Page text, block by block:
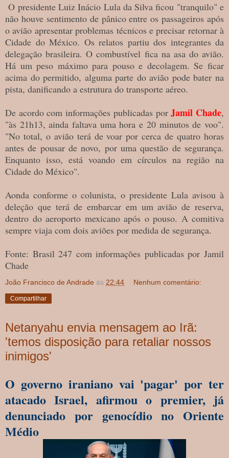
O presidente Luiz Inácio Lula da Silva ficou "tranquilo" e
não houve sentimento de pânico entre os passageiros após
o avião apresentar problemas técnicos e precisar retornar à
Cidade do México. Os relatos partiu dos integrantes da
delegação brasileira. O combustível fica na asa do avião.
Há um peso máximo para pouso e decolagem. Se ficar
acima do permitido, alguma parte do avião pode bater na
pista, danificando a estrutura do transporte aéreo.
De acordo com informações publicadas porJamil Chade,
"às 21h13, ainda faltava uma hora e 20 minutos de voo".
"No total, o avião terá de voar por cerca de quatro horas
antes de pousar de novo, por uma questão de segurança.
Enquanto isso, está voando em círculos na região na
Cidade do México".
Aonda conforme o colunista, o presidente Lula avisou à
deleção que terá de embarcar em um avião de reserva,
dentro do aeroporto mexicano após o pouso. A comitiva
sempre viaja com dois aviões por medida de segurança.
Fonte: Brasil 247 com informações publicadas por Jamil
Chade
João Francisco de Andrade às 22:44 Nenhum comentário:
Compartilhar
Netanyahu envia mensagem ao Irã:
'temos disposição para retaliar nossos
inimigos'
O governo iraniano vai 'pagar' por ter
atacado Israel, afirmou o premier, já
denunciado por genocídio no Oriente
Médio